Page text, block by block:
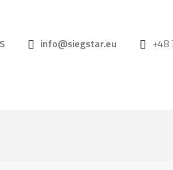
info@siegstar.eu +48